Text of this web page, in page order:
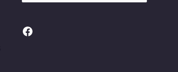
Facebook